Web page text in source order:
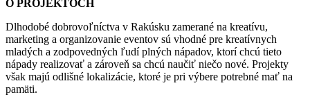
O PROJEKTOCH
Dlhodobé dobrovoľníctva v Rakúsku zamerané na kreatívu,
marketing a organizovanie eventov sú vhodné pre kreatívnych
mladých a zodpovedných ľudí plných nápadov, ktorí chcú tieto
nápady realizovať a zároveň sa chcú naučiť niečo nové. Projekty
však majú odlišné lokalizácie, ktoré je pri výbere potrebné mať na
pamäti.